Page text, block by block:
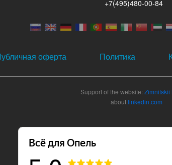
+7(495)480-00-84
оферта Политика
Support of the website:Zimnitskii
aboutlinkedin.com